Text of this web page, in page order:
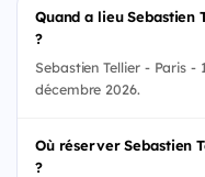
Quand a lieu Sebastien
?
Sebastien Tellier - Paris -
décembre 2026.
Où réserver Sebastien
?